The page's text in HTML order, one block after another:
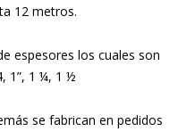
12 metros.
espesores los cuales son
1”, 1 ¼, 1 ½
se fabrican en pedidos